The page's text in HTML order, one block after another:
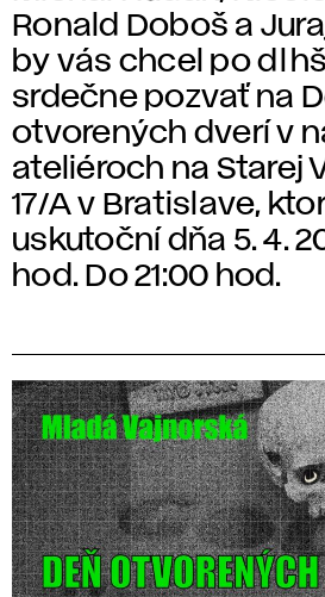
Ronald Doboš a
by vás chcel po
srdečne pozvať na
otvorených dverí v
ateliéroch na Starej
17/A v Bratislave,
uskutoční dňa 5. 4.
hod. Do 21:00 hod.